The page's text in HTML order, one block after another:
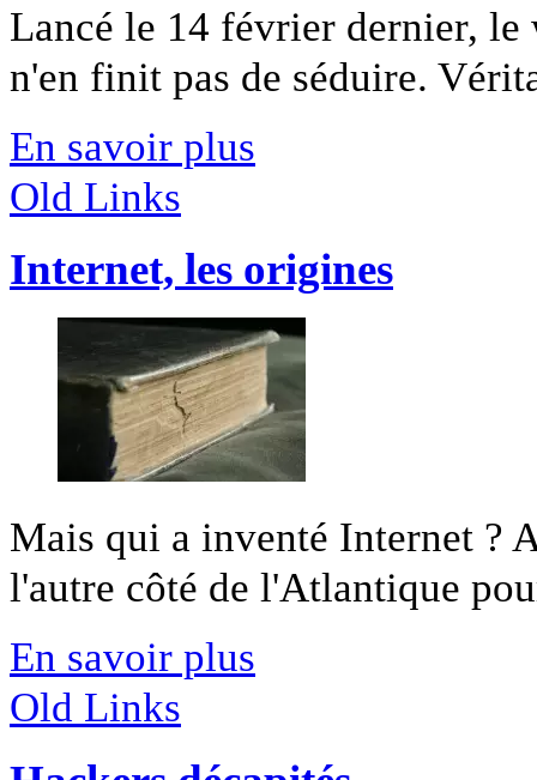
Lancé le 14 février dernier,
n'en finit pas de séduire.
En savoir plus
Old Links
Internet, les origines
Mais qui a inventé Internet ?
l'autre côté de l'Atlantique
En savoir plus
Old Links